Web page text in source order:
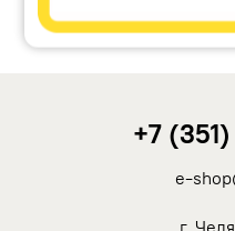
Remain
+7
e-